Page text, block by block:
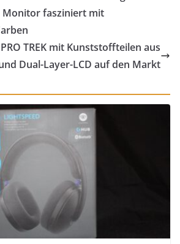
Monitor fasziniert mit
TREK mit Kunststoffteilen aus
Dual-Layer-LCD auf den Markt